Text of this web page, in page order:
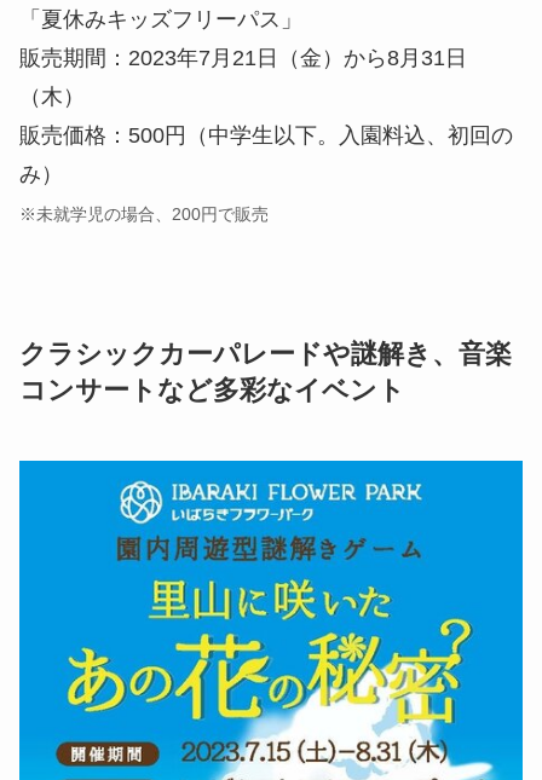
「夏休みキッズフリーパス」
販売期間：2023年7月21日（金）から8月31日
（木）
販売価格：500円（中学生以下。入園料込、初回の
み）
※未就学児の場合、200円で販売
クラシックカーパレードや謎解き、音楽
コンサートなど多彩なイベント